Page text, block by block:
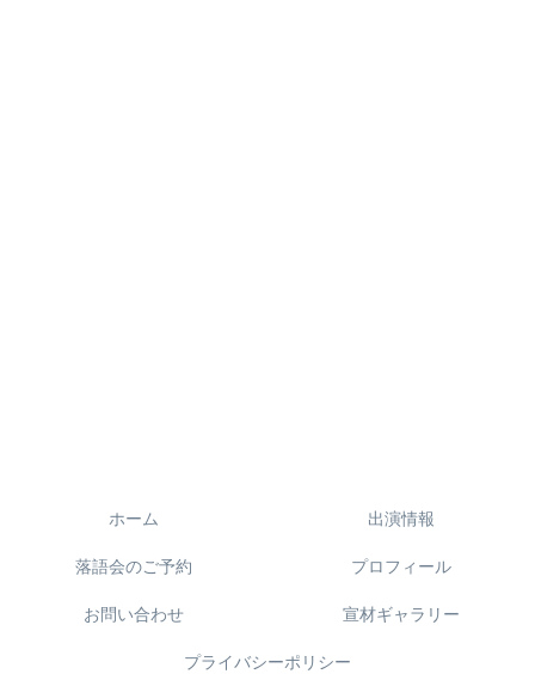
ホーム 出演情報
落語会のご予約 プロフィール
お問い合わせ 宣材ギャラリー
プライバシーポリシー